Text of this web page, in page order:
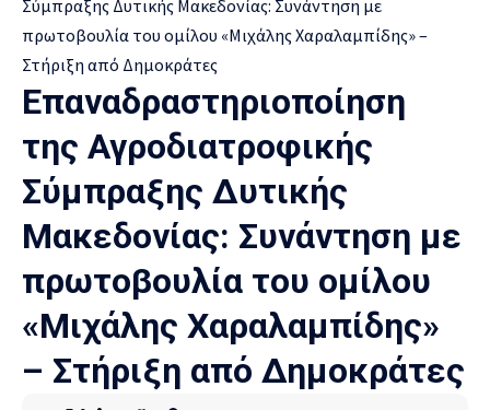
Επαναδραστηριοποίηση
της Αγροδιατροφικής
Σύμπραξης Δυτικής
Μακεδονίας: Συνάντηση με
πρωτοβουλία του ομίλου
«Μιχάλης Χαραλαμπίδης»
– Στήριξη από Δημοκράτες